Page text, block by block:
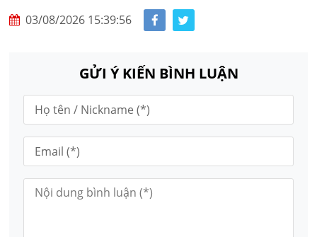
03/08/2026 15:39:56
GỬI Ý KIẾN BÌNH LUẬN